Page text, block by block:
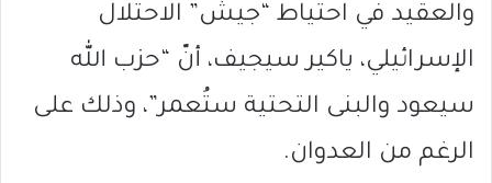
والعقيد في احتياط “جيش” الاحتلال
الإسرائيلي، ياكير سيجيف، أنّ “حزب الله
سيعود والبنى التحتية ستُعمر”، وذلك على
الرغم من العدوان.